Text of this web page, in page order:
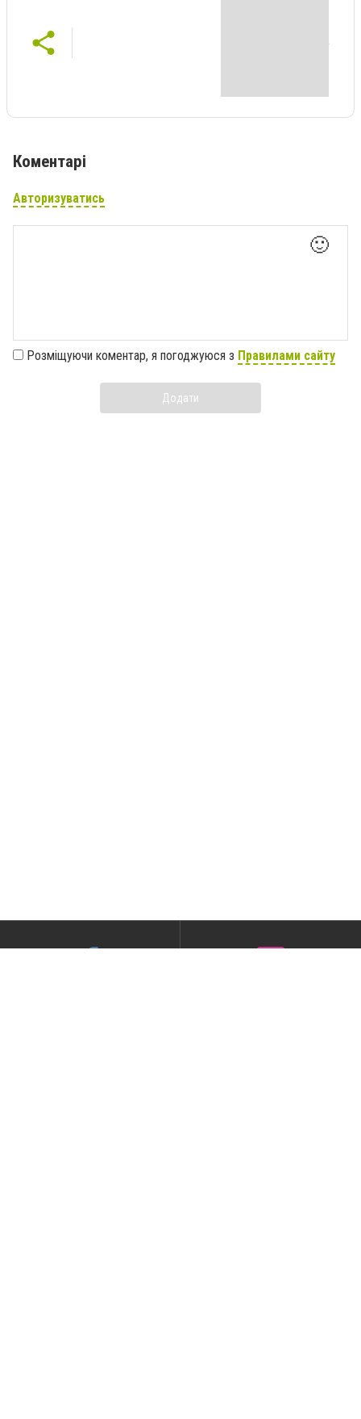
Коментарі
Авторизуватись
🙂
Розміщуючи коментар, я погоджуюся з Правилами сайту
Додати